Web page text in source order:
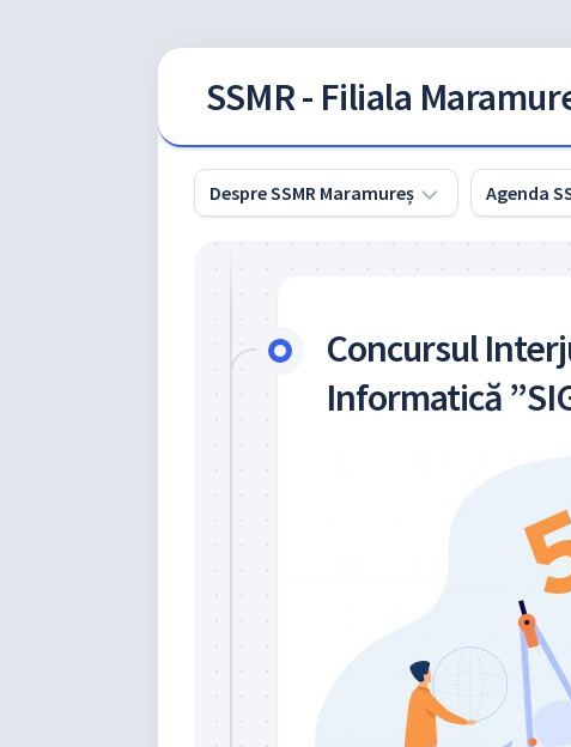
SSMR - Filiala
Despre SSMR Maramureș
SSMR
Agenda
Concursul
Informatică